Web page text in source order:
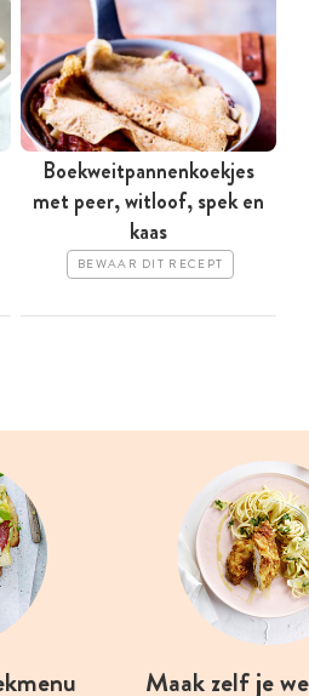
Boekweitpannenkoekjes
met peer, witloof, spek en
kaas
BEWAAR DIT RECEPT
Maak zelf je